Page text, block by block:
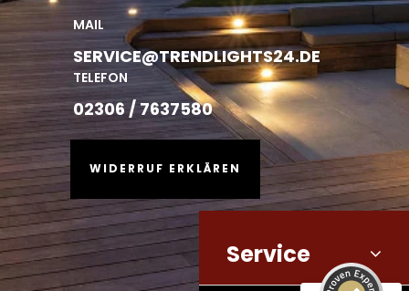
MAIL
SERVICE@TRENDLIGHTS24.DE
TELEFON
02306 / 7637580
WIDERRUF ERKLÄREN
Service
Kundenbewertungen und Erfahrungen zu